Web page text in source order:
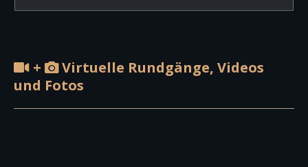
+
Virtuelle Rundgänge, Videos
und Fotos